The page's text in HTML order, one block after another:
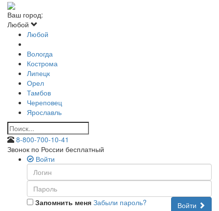
Ваш город:
Любой
Любой
Вологда
Кострома
Липецк
Орел
Тамбов
Череповец
Ярославль
8-800-700-10-41
Звонок по России бесплатный
Войти
Запомнить меня Войти
Забыли пароль?